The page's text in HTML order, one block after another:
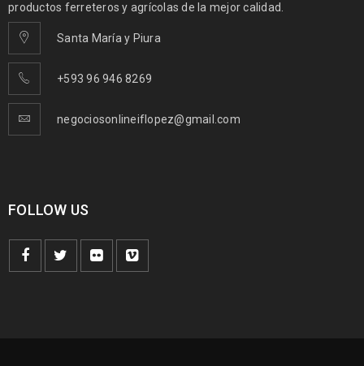
productos ferreteros y agrícolas de la mejor calidad.
Santa María y Piura
+593 96 946 8269
negociosonlineiflopez@gmail.com
FOLLOW US